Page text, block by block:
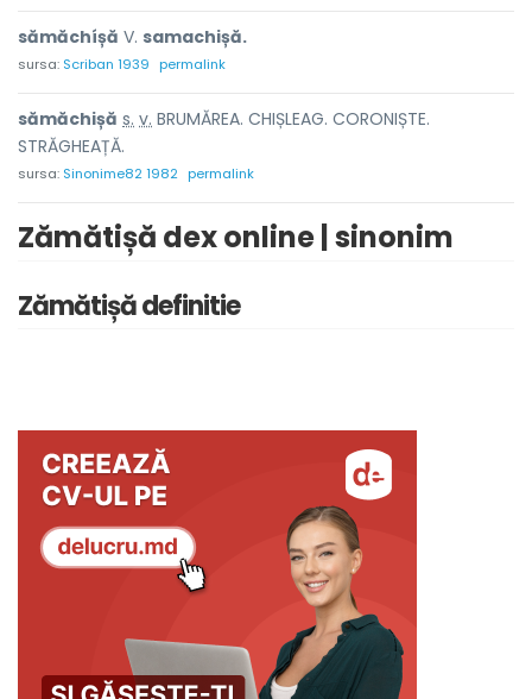
sămăchíșă V. samachișă.
sursa: Scriban 1939 permalink
sămăchișă s. v. BRUMĂREA. CHIȘLEAG. CORONIȘTE.
STRĂGHEAȚĂ.
sursa: Sinonime82 1982 permalink
Zămătișă dex online | sinonim
Zămătișă definitie